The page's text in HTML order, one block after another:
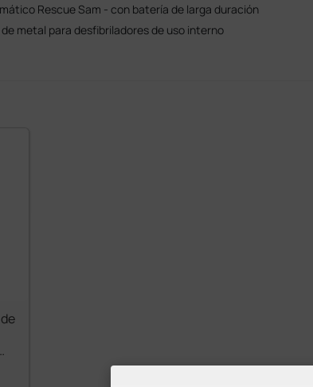
Rescue Sam - con batería de larga duración
metal para desfibriladores de uso interno